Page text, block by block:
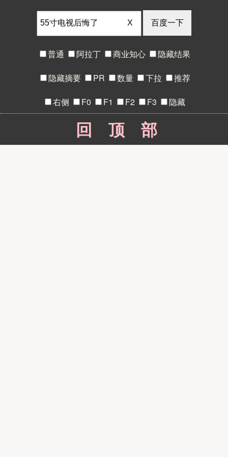
X
普通 阿拉丁 商业知心 隐藏结果
隐藏摘要 PR 数量 下拉 推荐
右侧 F0 F1 F2 F3 隐藏
回顶部